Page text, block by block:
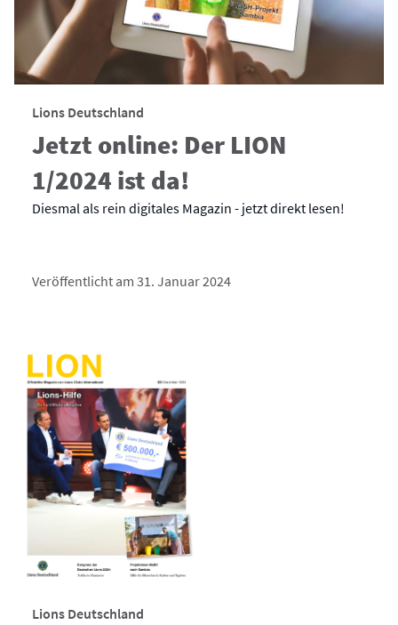
Lions Deutschland
Jetzt online: Der LION
1/2024 ist da!
Diesmal als rein digitales Magazin - jetzt direkt lesen!
Veröffentlicht am 31. Januar 2024
Lions Deutschland